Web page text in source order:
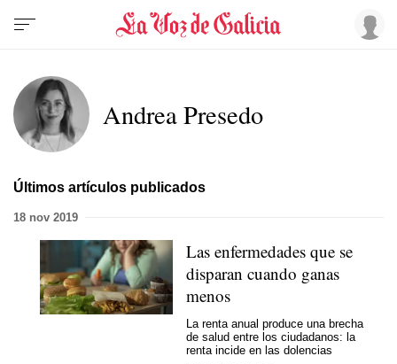
Andrea Presedo
Últimos artículos publicados
18 nov 2019
Las enfermedades que se
disparan cuando ganas
menos
La renta anual produce una brecha
de salud entre los ciudadanos: la
renta incide en las dolencias